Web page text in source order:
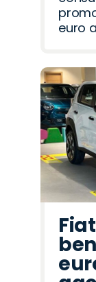
euro